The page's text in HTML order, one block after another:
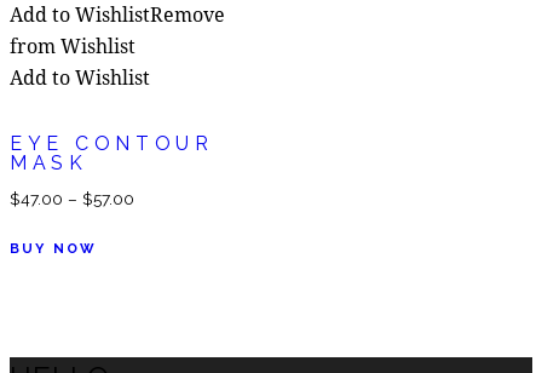
auf.
Die
Optionen
auf
Produktseite
Add to WishlistRemove
from Wishlist
Add to Wishlist
EYE CONTOUR
MASK
$47.00 – $57.00
BUY NOW
Varianten